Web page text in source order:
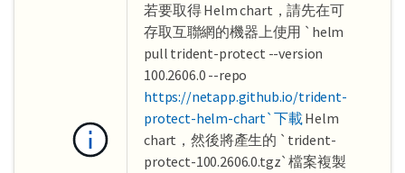
若要取得 Helm chart，請先在可
存取互聯網的機器上使用 `helm
pull trident-protect --version
100.2606.0 --repo
https://netapp.github.io/trident-
protect-helm-chart`下載Helm
chart，然後將產生的 `trident-
protect-100.2606.0.tgz`檔案複製